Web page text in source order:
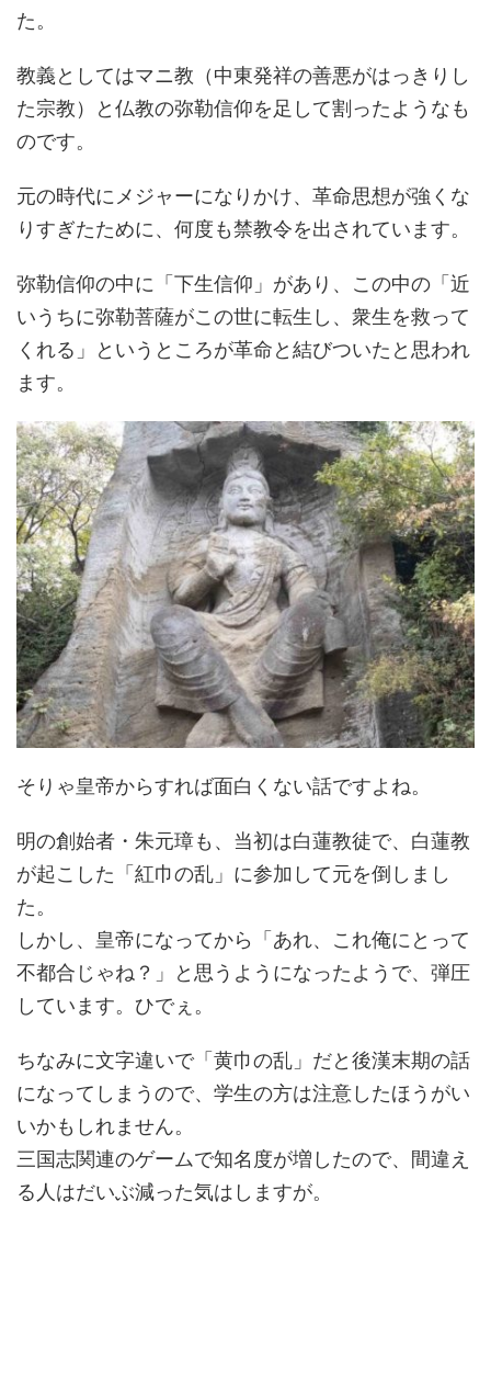
た。
教義としてはマニ教（中東発祥の善悪がはっきりし
た宗教）と仏教の弥勒信仰を足して割ったようなも
のです。
元の時代にメジャーになりかけ、革命思想が強くな
りすぎたために、何度も禁教令を出されています。
弥勒信仰の中に「下生信仰」があり、この中の「近
いうちに弥勒菩薩がこの世に転生し、衆生を救って
くれる」というところが革命と結びついたと思われ
ます。
そりゃ皇帝からすれば面白くない話ですよね。
明の創始者・朱元璋も、当初は白蓮教徒で、白蓮教
が起こした「紅巾の乱」に参加して元を倒しまし
た。
しかし、皇帝になってから「あれ、これ俺にとって
不都合じゃね？」と思うようになったようで、弾圧
しています。ひでぇ。
ちなみに文字違いで「黄巾の乱」だと後漢末期の話
になってしまうので、学生の方は注意したほうがい
いかもしれません。
三国志関連のゲームで知名度が増したので、間違え
る人はだいぶ減った気はしますが。